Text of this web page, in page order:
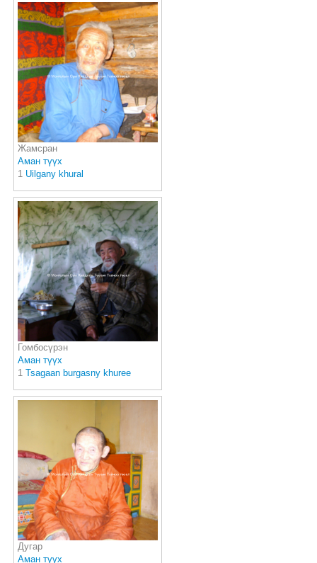
Жамсран
Аман түүх
1 Uilgany khural
Гомбосүрэн
Аман түүх
1 Tsagaan burgasny khuree
Дугар
Аман түүх